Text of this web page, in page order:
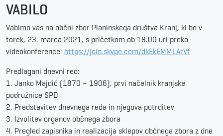
VABILO
Vabimo vas na občni zbor Planinskega društva Kranj, ki bo v
torek, 23. marca 2021, s pričetkom ob 18.00 uri preko
videokonference: https://join.skype.com/dkEkEMMLArVf
Predlagani dnevni red:
1. Janko Majdič (1870 – 1906), prvi načelnik kranjske
podružnice SPD
2. Predstavitev dnevnega reda in njegova potrditev
3. Izvolitev organov občnega zbora
4. Pregled zapisnika in realizacija sklepov občnega zbora z dne